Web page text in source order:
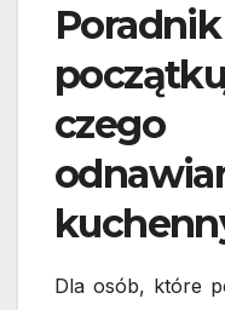
Dla osób, które